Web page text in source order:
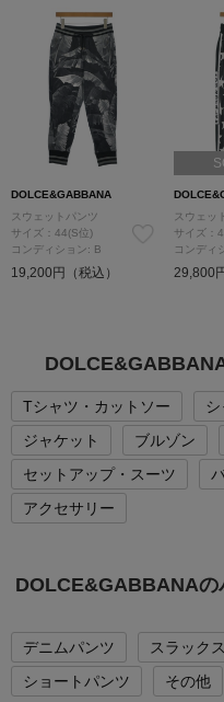
DOLCE&GABBANA
スウェットパンツ
サイズ：44(S位)
コンディション: B
19,200円（税込）
スウェッ
サイズ：
コンディ
29,800
Tシャツ・カットソー
ジャケット
ブルゾン
セットアップ・スーツ
アクセサリー
DOLCE&GABBANAの
デニムパンツ スラックス
ショートパンツ
その他